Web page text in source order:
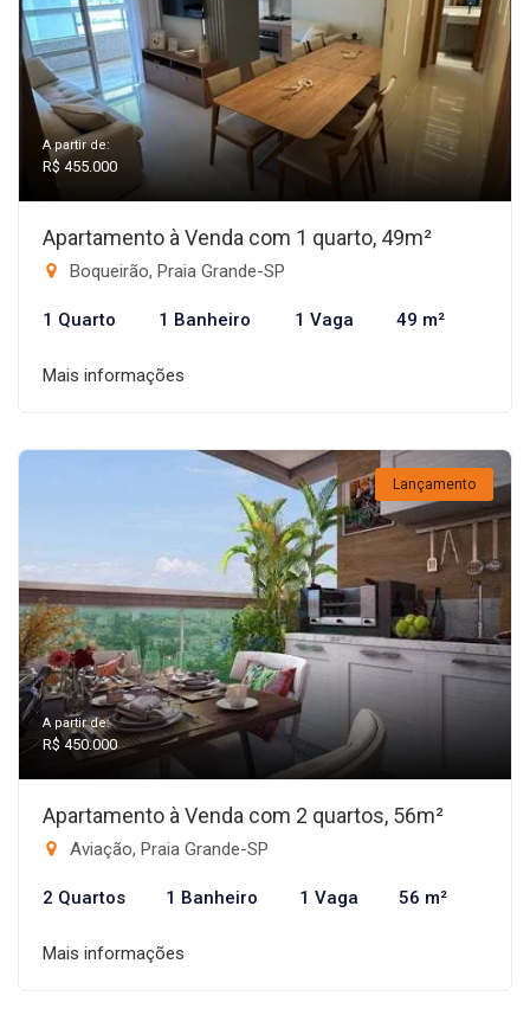
A partir de:
R$ 455.000
Apartamento à Venda com 1 quarto, 49m²
Boqueirão, Praia Grande-SP
1 Quarto 1 Banheiro 1 Vaga 49 m²
Mais informações
Lançamento
A partir de:
R$ 450.000
Apartamento à Venda com 2 quartos, 56m²
Aviação, Praia Grande-SP
2 Quartos 1 Banheiro 1 Vaga 56 m²
Mais informações